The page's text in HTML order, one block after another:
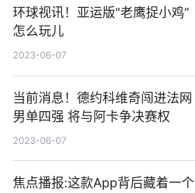
环球视讯！亚运版“老鹰捉小鸡”
怎么玩儿
2023-06-07
当前消息！德约科维奇闯进法网
男单四强 将与阿卡争决赛权
2023-06-07
焦点播报:这款App背后藏着一个